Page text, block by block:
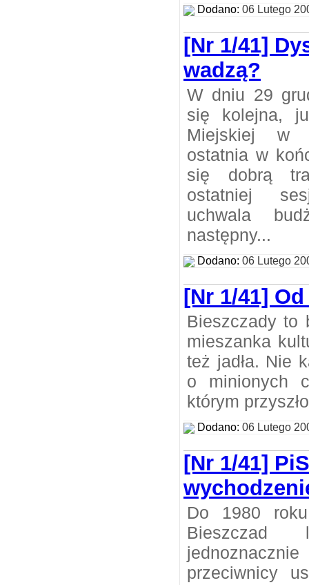
Dodano: 06 Lutego
[Nr 1/41]
wadzą?
W dniu 29
się kolejna,
Miejskiej w
ostatnia w
się dobrą
ostatniej
uchwala
następny...
Dodano: 06 Lutego
[Nr 1/41]
Bieszczady to
mieszanka
też jadła. Nie
o minionych
którym
Dodano: 06 Lutego
[Nr 1/41]
Do 1980
przeciwnicy